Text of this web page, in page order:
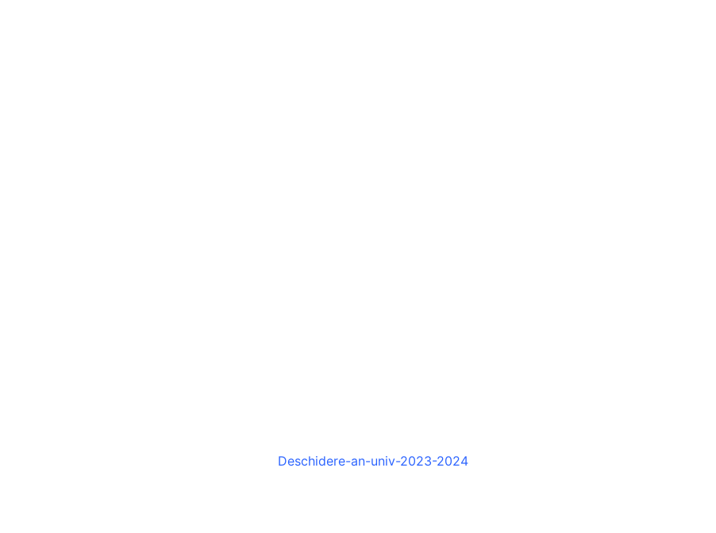
Deschidere-an-univ-2023-2024